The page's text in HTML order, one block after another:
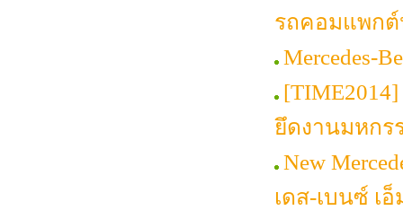
รถคอมแพกต์
Mercedes-
ยึดงานมหกร
New
เดส-เบนซ์ เ